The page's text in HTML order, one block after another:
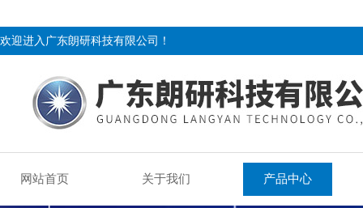
欢迎进入广东朗研科技有限公司！
网站首页 关于我们 产品中心